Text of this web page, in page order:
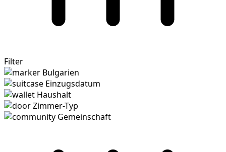
Filter
Bulgarien
Einzugsdatum
Haushalt
Zimmer-Typ
Gemeinschaft